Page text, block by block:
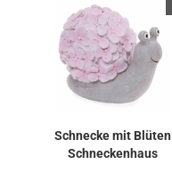
Schnecke mit Blüten
Schneckenhaus